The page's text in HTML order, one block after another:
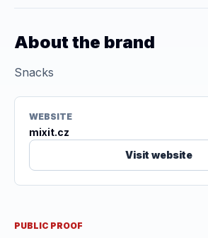
About the brand
Snacks
WEBSITE
mixit.cz
Visit website
PUBLIC PROOF